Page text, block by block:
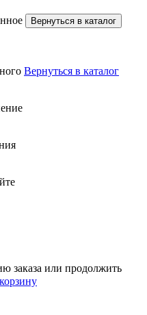
Вернуться в каталог
Вернуться в каталог
заказа или продолжить